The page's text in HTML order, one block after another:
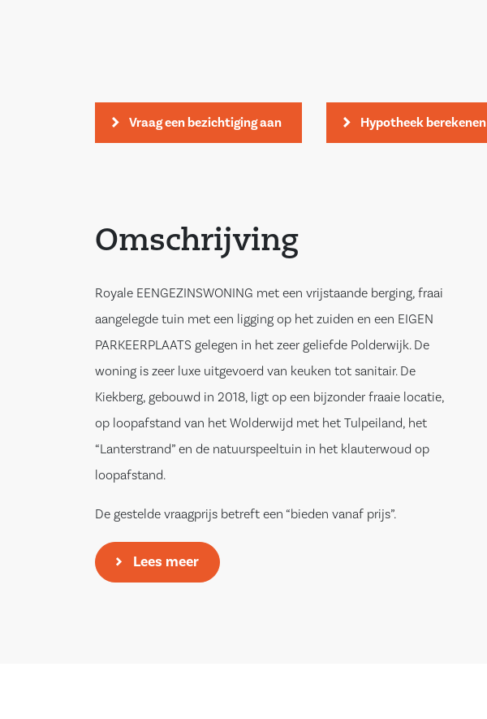
Vraag een bezichtiging aan Hypotheek berekenen
Omschrijving
Royale EENGEZINSWONING met een vrijstaande berging, fraai
aangelegde tuin met een ligging op het zuiden en een EIGEN
PARKEERPLAATS gelegen in het zeer geliefde Polderwijk. De
woning is zeer luxe uitgevoerd van keuken tot sanitair. De
Kiekberg, gebouwd in 2018, ligt op een bijzonder fraaie locatie,
op loopafstand van het Wolderwijd met het Tulpeiland, het
“Lanterstrand” en de natuurspeeltuin in het klauterwoud op
loopafstand.
De gestelde vraagprijs betreft een “bieden vanaf prijs”.
Indeling;
Begane grond:
Lees meer